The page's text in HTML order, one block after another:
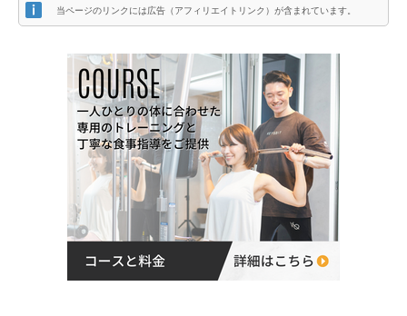
当ページのリンクには広告（アフィリエイトリンク）が含まれています。